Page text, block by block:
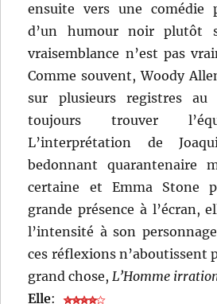
ensuite vers une comédie
d’un humour noir plutôt
vraisemblance n’est pas
Comme souvent, Woody
sur plusieurs registres
toujours trouver
L’interprétation de
bedonnant quarantenaire
certaine et Emma Stone
grande présence à l’écran,
l’intensité à son
ces réflexions n’aboutissent
grand chose,L’Homme
Elle: